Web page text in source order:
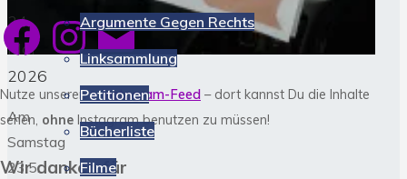
Argumente Gegen Rechts
Linksammlung
Petitionen
Bücherliste
Filme
24.
Mai
2026
Am
Samstag
23.5.
FacebookInstagram
E-
Mail
Nutze unseren> Instagram-Feed – dort kannst Du die Inhalte
sehen, ohne Instagram benutzen zu müssen!
Wir danken für